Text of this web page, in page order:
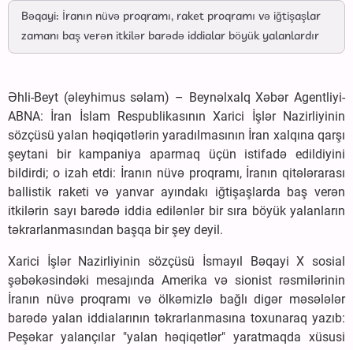
Bəqayi: İranın nüvə proqramı, raket proqramı və iğtişaşlar
zamanı baş verən itkilər barədə iddialar böyük yalanlardır
Əhli-Beyt (əleyhimus səlam) – Beynəlxalq Xəbər Agentliyi-
ABNA: İran İslam Respublikasının Xarici İşlər Nazirliyinin
sözçüsü yalan həqiqətlərin yaradılmasının İran xalqına qarşı
şeytani bir kampaniya aparmaq üçün istifadə edildiyini
bildirdi; o izah etdi: İranın nüvə proqramı, İranın qitələrarası
ballistik raketi və yanvar ayındakı iğtişaşlarda baş verən
itkilərin sayı barədə iddia edilənlər bir sıra böyük yalanların
təkrarlanmasından başqa bir şey deyil.
Xarici İşlər Nazirliyinin sözçüsü İsmayıl Bəqayi X sosial
şəbəkəsindəki mesajında Amerika və sionist rəsmilərinin
İranın nüvə proqramı və ölkəmizlə bağlı digər məsələlər
barədə yalan iddialarının təkrarlanmasına toxunaraq yazıb:
Peşəkar yalançılar "yalan həqiqətlər" yaratmaqda xüsusi